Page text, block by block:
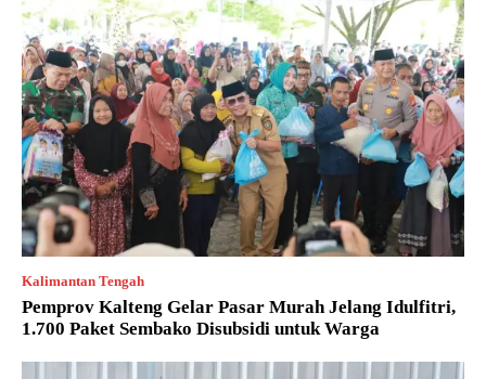
Kalimantan Tengah
Pemprov Kalteng Gelar Pasar Murah Jelang Idulfitri,
1.700 Paket Sembako Disubsidi untuk Warga